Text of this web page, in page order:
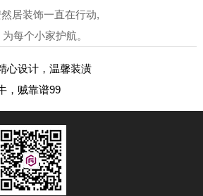
居装饰一直在行动,
为每个小家护航。
心设计，温馨装潢
，贼靠谱99